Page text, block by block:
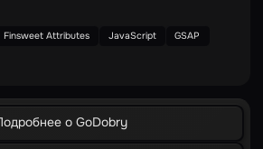
Finsweet Attributes JavaScript
GSAP
о GoDobry